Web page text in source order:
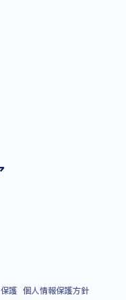
る定期的なEメール
も撤回することがで
護 個人情報保護方針